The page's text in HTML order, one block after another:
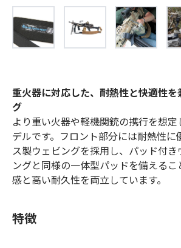
CLOSE
重火器に対応した、耐熱性と快適性
グ
より重い火器や軽機関銃の携行を想
デルです。フロント部分には耐熱性に
ス製ウェビングを採用し、パッド付き
ングと同様の一体型パッドを備える
感と高い耐久性を両立しています。
特徴